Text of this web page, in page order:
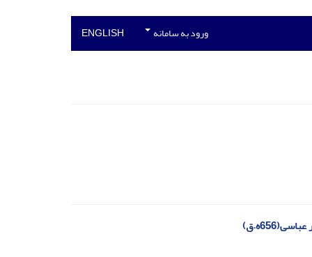
ورود به سامانه ENGLISH